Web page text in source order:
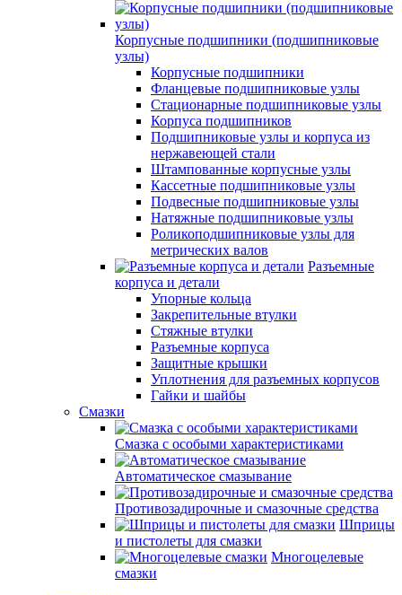
Корпусные подшипники (подшипниковые
узлы)
Корпусные подшипники
Фланцевые подшипниковые узлы
Стационарные подшипниковые узлы
Корпуса подшипников
Подшипниковые узлы и корпуса из
нержавеющей стали
Штампованные корпусные узлы
Кассетные подшипниковые узлы
Подвесные подшипниковые узлы
Натяжные подшипниковые узлы
Роликоподшипниковые узлы для
метрических валов
Разъемные
корпуса и детали
Упорные кольца
Закрепительные втулки
Стяжные втулки
Разъемные корпуса
Защитные крышки
Уплотнения для разъемных корпусов
Гайки и шайбы
Смазки
Смазка с особыми характеристиками
Автоматическое смазывание
Противозадирочные и смазочные средства
Шприцы
и пистолеты для смазки
Многоцелевые
смазки